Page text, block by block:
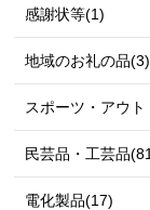
感謝状等(1)
地域のお礼の品(3)
スポーツ・アウ
民芸品・工芸品
電化製品(17)